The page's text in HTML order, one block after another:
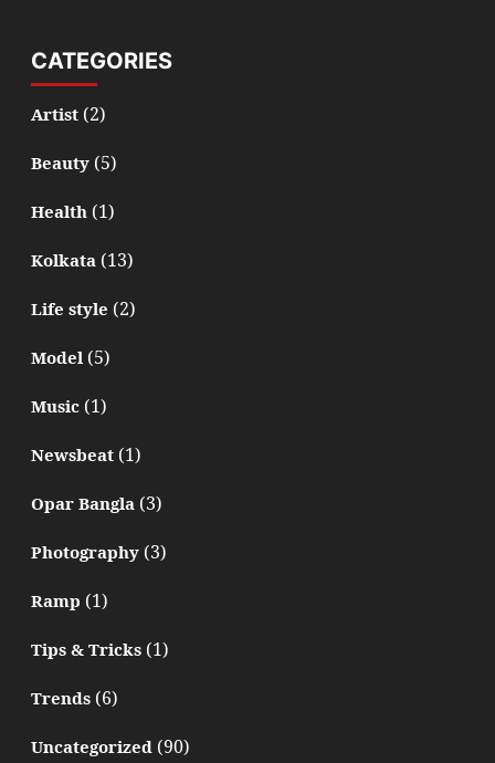
CATEGORIES
Artist(2)
Beauty(5)
Health(1)
Kolkata(13)
Life style (2)
Model(5)
Music(1)
Newsbeat(1)
Opar Bangla(3)
Photography(3)
Ramp (1)
Tips & Tricks(1)
Trends(6)
Uncategorized(90)